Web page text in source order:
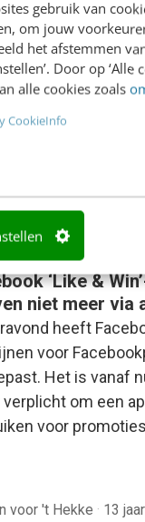
gebruik van
om jouw
het afstemmen
Door op
alle cookies zoals
CookieInfo
Broekhuizen· 12
‘Like &
niet meer via
heeft
voor
Het is vanaf
verplicht om een
voor
voor 't Hekke · 13